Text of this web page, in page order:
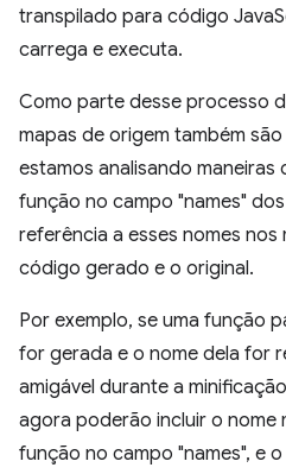
transpilado para código
carrega e executa.
Como parte desse processo
mapas de origem também
estamos analisando maneiras
função no campo "names"
referência a esses nomes
código gerado e o original.
Por exemplo, se uma função
for gerada e o nome dela for
amigável durante a
agora poderão incluir o nome
função no campo "names", e